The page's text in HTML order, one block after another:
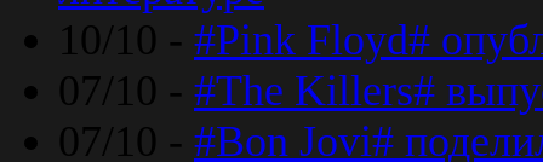
10/10 - #Pink Floyd#
07/10 - #The Killers#
07/10 - #Bon Jovi#